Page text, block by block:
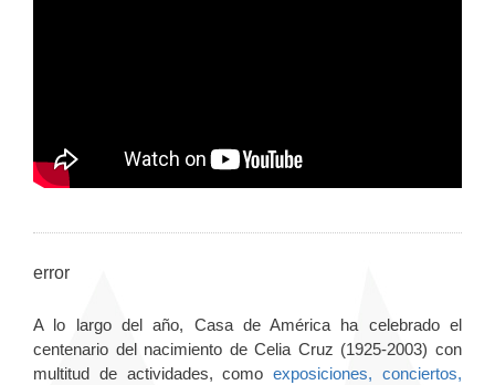
error
A lo largo del año, Casa de América ha celebrado el
centenario del nacimiento de Celia Cruz (1925-2003) con
multitud de actividades, comoexposiciones, conciertos,